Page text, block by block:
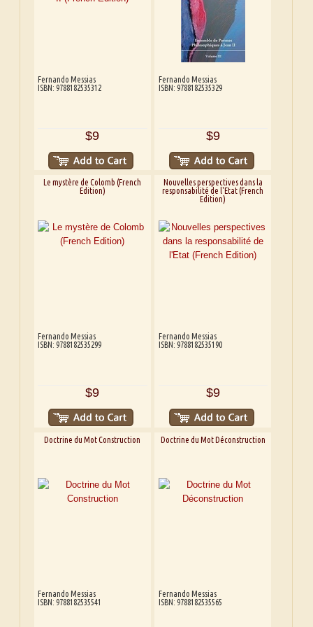
Fernando Messias
ISBN: 9788182535312
$9
Fernando Messias
ISBN: 9788182535329
$9
Le mystère de Colomb (French
Edition)
Fernando Messias
ISBN: 9788182535299
$9
Nouvelles perspectives dans la
responsabilité de l'Etat (French
Edition)
Fernando Messias
ISBN: 9788182535190
$9
Doctrine du Mot Construction
Fernando Messias
ISBN: 9788182535541
Doctrine du Mot Déconstruction
Fernando Messias
ISBN: 9788182535565